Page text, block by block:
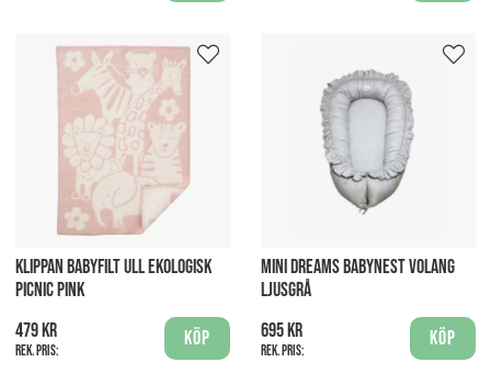
KLIPPAN BABYFILT ULL EKOLOGISK
PICNIC PINK
479 kr
Rek. pris:
Köp
MINI DREAMS BABYNEST VOLANG
LJUSGRÅ
695 kr
Rek. pris:
Köp